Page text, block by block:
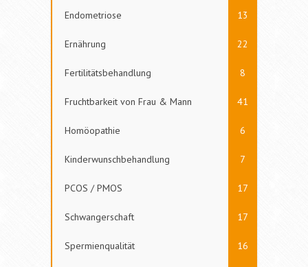
Endometriose 13
Ernährung 22
Fertilitätsbehandlung 8
Fruchtbarkeit von Frau & Mann 41
Homöopathie 6
Kinderwunschbehandlung 7
PCOS / PMOS 17
Schwangerschaft 17
Spermienqualität 16